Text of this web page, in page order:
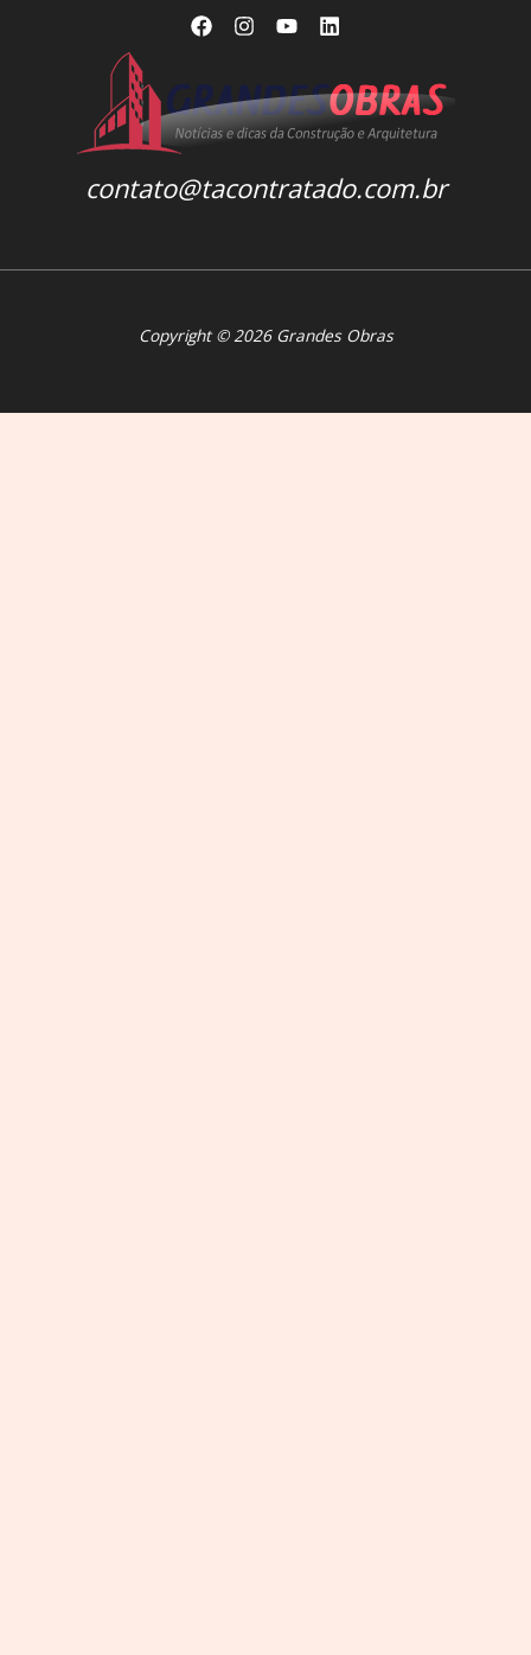
contato@tacontratado.com.br
Copyright © 2026 Grandes Obras